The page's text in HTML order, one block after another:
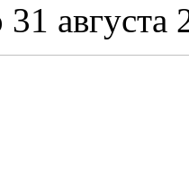
августа